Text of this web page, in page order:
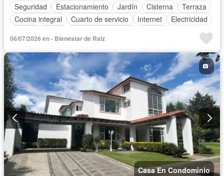
Seguridad
Estacionamiento Jardín Cisterna
Terraza
Cocina integral
Cuarto de servicio Internet
Electricidad
Recámara con closet
Caseta de vigilancia Sin amueblar
06/07/2026 en - Bienestar de Raiz
Casa En Condominio